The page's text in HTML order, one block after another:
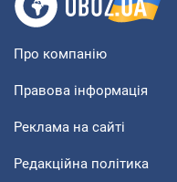
Про компанію
Правова інформація
Реклама на сайті
Редакційна політика